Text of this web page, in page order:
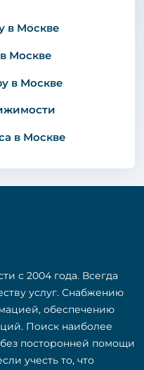
в Москве
Москве
в Москве
в Москве
с 2004 года. Всегда
услуг. Снабжению
обеспечению
Поиск наиболее
посторонней помощи
учесть то, что